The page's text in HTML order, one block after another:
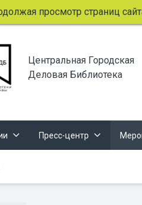
просмотр страниц сайта,
Центральная Городская
Деловая Библиотека
Пресс-центр